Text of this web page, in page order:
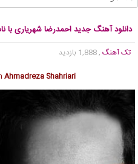
دانلود آهنگ جدید احمدرضا شهریاری با
تک آهنگ , 1,888 بازدید
Ahmadreza Shahriari